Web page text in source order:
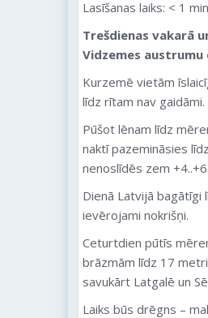
Lasīšanas laiks: < 1 min
Trešdienas vakarā
Vidzemes
Kurzemē vietām
līdz rītam nav gaidāmi.
Pūšot lēnam līdz
naktī pazemināsies
nenoslīdēs zem
Dienā Latvijā bagātīgi
ievērojami nokrišņi.
Ceturtdien pūtīs
brāzmām līdz 17
savukārt Latgalē un
Laiks būs drēgns –